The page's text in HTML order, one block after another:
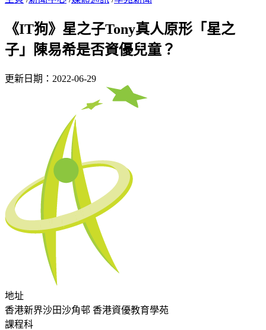
《IT狗》星之子Tony真人原形「星之
子」陳易希是否資優兒童？
更新日期：2022-06-29
地址
香港新界沙田沙角邨 香港資優教育學苑
課程科